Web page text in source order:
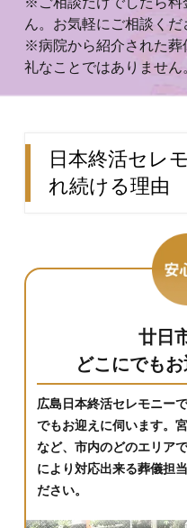
ん。お気軽にご相談くだ
※病院から紹介された葬
礼なことではありません
日本終活セレ
れ続ける理由
廿日
どこにでも
広島日本終活セレモニー
でもお迎えに伺います。
など、市内のどのエリア
により対応出来る葬儀担
ださい。